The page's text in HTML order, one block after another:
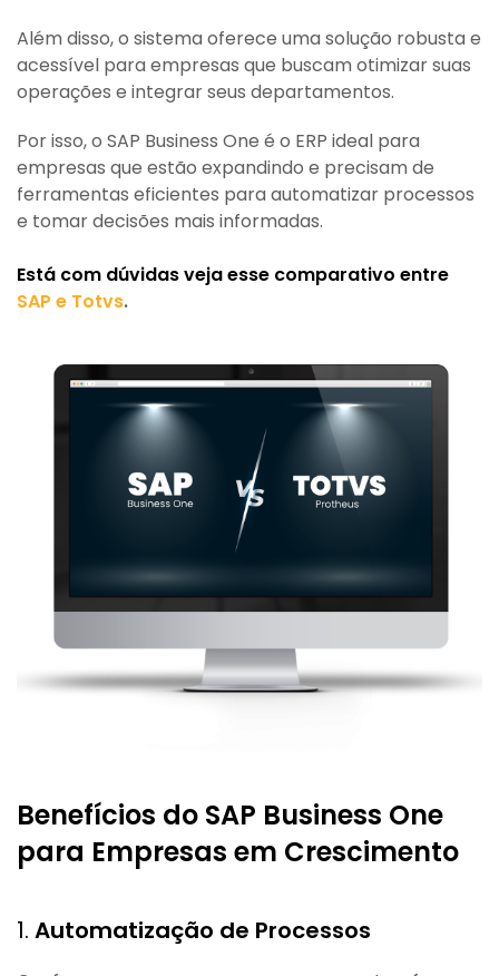
Além disso, o sistema oferece uma solução robusta e
acessível para empresas que buscam otimizar suas
operações e integrar seus departamentos.
Por isso, o SAP Business One é o ERP ideal para
empresas que estão expandindo e precisam de
ferramentas eficientes para automatizar processos
e tomar decisões mais informadas.
Está com dúvidas veja esse comparativo entre
SAP e Totvs.
Benefícios do SAP Business One
para Empresas em Crescimento
1. Automatização de Processos